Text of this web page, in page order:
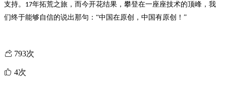
支持。 17年拓荒之旅，而今开花结果，攀登在一座座技术的顶峰，我
们终于能够自信的说出那句：“中国在原创，中国有原创！”
793次
4次